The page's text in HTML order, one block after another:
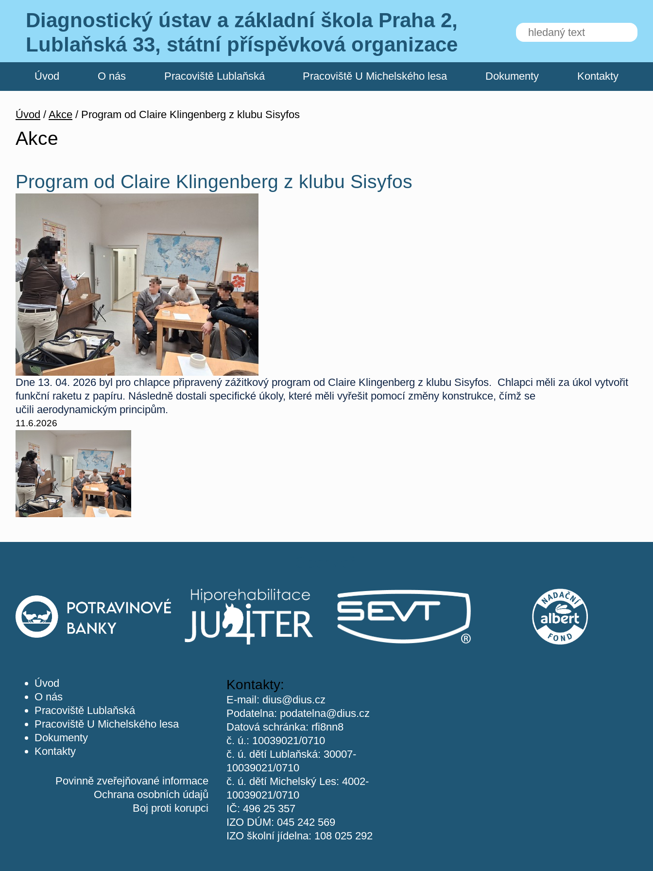
Diagnostický ústav a základní škola Praha 2,
Lublaňská 33, státní příspěvková organizace
Úvod O nás Pracoviště Lublaňská Pracoviště U Michelského lesa Dokumenty Kontakty
Akce
Úvod / Akce / Program od Claire Klingenberg z klubu Sisyfos
Program od Claire Klingenberg z klubu Sisyfos
Dne 13. 04. 2026 byl pro chlapce připravený zážitkový program od Claire Klingenberg z klubu Sisyfos. Chlapci měli za úkol vytvořit
funkční raketu z papíru. Následně dostali specifické úkoly, které měli vyřešit pomocí změny konstrukce, čímž se
učili aerodynamickým principům.
11.6.2026
Úvod
O nás
Pracoviště Lublaňská
Pracoviště U Michelského lesa
Dokumenty
Kontakty
Povinně zveřejňované informace
Ochrana osobních údajů
Boj proti korupci
Kontakty:
E-mail: dius@dius.cz
Podatelna: podatelna@dius.cz
Datová schránka: rfi8nn8
č. ú.: 10039021/0710
č. ú. dětí Lublaňská: 30007-
10039021/0710
č. ú. dětí Michelský Les: 4002-
10039021/0710
IČ: 496 25 357
IZO DÚM: 045 242 569
IZO školní jídelna: 108 025 292